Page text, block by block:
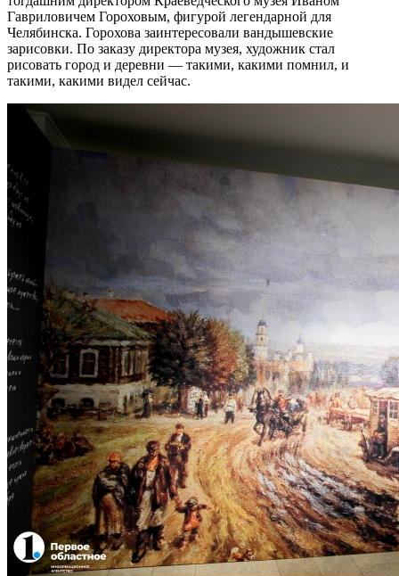
Гавриловичем Гороховым, фигурой легендарной для
Челябинска. Горохова заинтересовали вандышевские
зарисовки. По заказу директора музея, художник стал
рисовать город и деревни — такими, какими помнил, и
такими, какими видел сейчас.